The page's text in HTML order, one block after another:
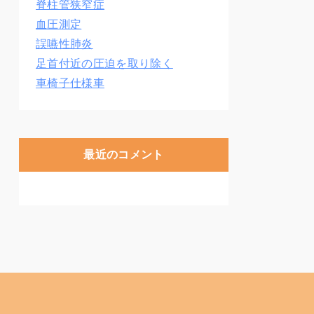
脊柱管狭窄症
血圧測定
誤嚥性肺炎
足首付近の圧迫を取り除く
車椅子仕様車
最近のコメント